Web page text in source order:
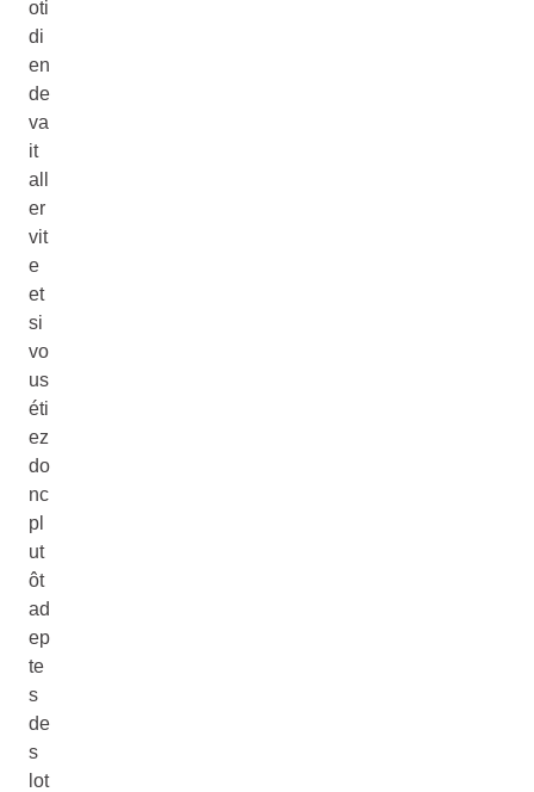
oti
di
en
de
va
it
all
er
vit
e
et
si
vo
us
éti
ez
do
nc
pl
ut
ôt
ad
ep
te
s
de
s
lot